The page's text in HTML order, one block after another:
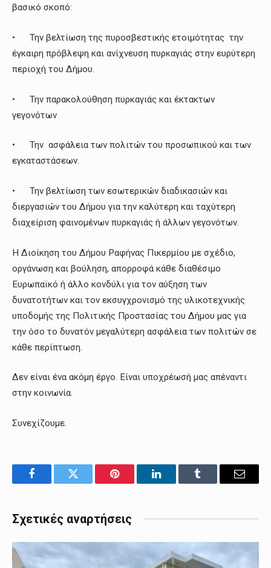
βασικό σκοπό:
• Την βελτίωση της πυροσβεστικής ετοιμότητας την
έγκαιρη πρόβλεψη και ανίχνευση πυρκαγιάς στην ευρύτερη
περιοχή του Δήμου.
• Την παρακολούθηση πυρκαγιάς και έκτακτων
γεγονότων
• Την ασφάλεια των πολιτών του προσωπικού και των
εγκαταστάσεων.
• Την βελτίωση των εσωτερικών διαδικασιών και
διεργασιών του Δήμου για την καλύτερη και ταχύτερη
διαχείριση φαινομένων πυρκαγιάς ή άλλων γεγονότων.
Η Διοίκηση του Δήμου Ραφήνας Πικερμίου με σχέδιο,
οργάνωση και βούληση, απορροφά κάθε διαθέσιμο
Ευρωπαϊκό ή άλλο κονδύλι για τον αύξηση των
δυνατοτήτων και τον εκσυγχρονισμό της υλικοτεχνικής
υποδομής της Πολιτικής Προστασίας του Δήμου μας για
την όσο το δυνατόν μεγαλύτερη ασφάλεια των πολιτών σε
κάθε περίπτωση.
Δεν είναι ένα ακόμη έργο. Είναι υποχρέωσή μας απέναντι
στην κοινωνία.
Συνεχίζουμε.
FacebookTwitter Pinterest LinkedInTumblr Email
Σχετικές αναρτήσεις